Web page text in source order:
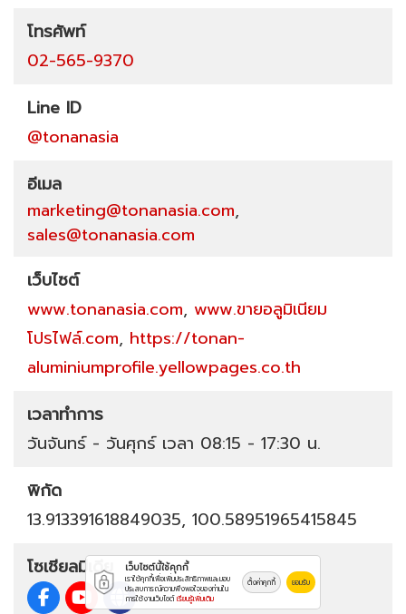
โทรศัพท์
02-565-9370
Line ID
@tonanasia
อีเมล
marketing@tonanasia.com,
sales@tonanasia.com
เว็บไซต์
www.tonanasia.com, www.ขายอลูมิเนียม
โปรไฟล์.com, https://tonan-
aluminiumprofile.yellowpages.co.th
เวลาทำการ
วันจันทร์ - วันศุกร์ เวลา 08:15 - 17:30 น.
พิกัด
13.913391618849035, 100.58951965415845
โซเชียลมีเดีย
เว็บไซต์นี้ใช้คุกกี้
เราใช้คุกกี้เพื่อเพิ่มประสิทธิภาพและมอบ
ประสบการณ์ความพึงพอใจของท่านใน
การใช้งานเว็บไซต์เรียนรู้เพิ่มเติม
ตั้งค่าคุกกี้ ยอมรับ